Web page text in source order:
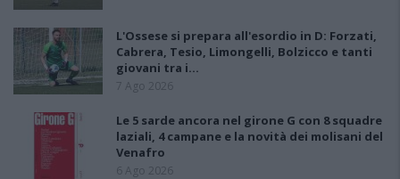
L'Ossese si prepara all'esordio in D: Forzati,
Cabrera, Tesio, Limongelli, Bolzicco e tanti
giovani tra i…
7 Ago 2026
Le 5 sarde ancora nel girone G con 8 squadre
laziali, 4 campane e la novità dei molisani del
Venafro
6 Ago 2026